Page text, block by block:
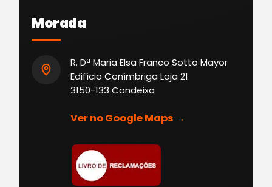
Morada
R. Dª Maria Elsa Franco Sotto Mayor
Edifício Conímbriga Loja 21
3150-133 Condeixa
Ver no Google Maps →